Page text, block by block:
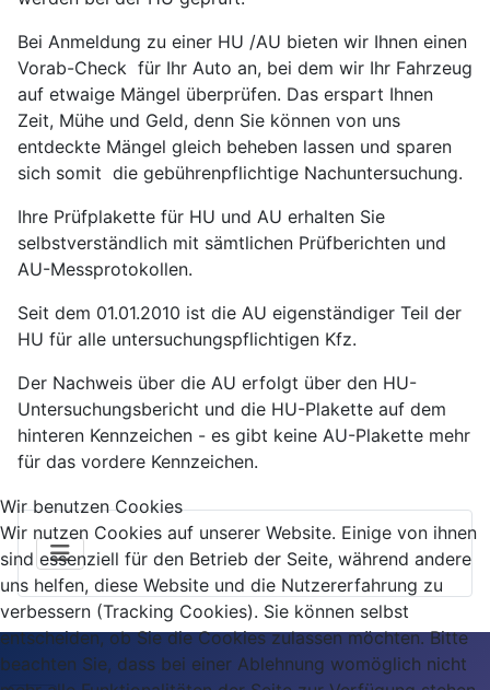
Bei Anmeldung zu einer HU /AU bieten wir Ihnen einen
Vorab-Check für Ihr Auto an, bei dem wir Ihr Fahrzeug
auf etwaige Mängel überprüfen. Das erspart Ihnen
Zeit, Mühe und Geld, denn Sie können von uns
entdeckte Mängel gleich beheben lassen und sparen
sich somit die gebührenpflichtige Nachuntersuchung.
Ihre Prüfplakette für HU und AU erhalten Sie
selbstverständlich mit sämtlichen Prüfberichten und
AU-Messprotokollen.
Seit dem 01.01.2010 ist die AU eigenständiger Teil der
HU für alle untersuchungspflichtigen Kfz.
Der Nachweis über die AU erfolgt über den HU-
Untersuchungsbericht und die HU-Plakette auf dem
hinteren Kennzeichen - es gibt keine AU-Plakette mehr
für das vordere Kennzeichen.
Wir benutzen Cookies
Wir nutzen Cookies auf unserer Website. Einige von ihnen
sind essenziell für den Betrieb der Seite, während andere
uns helfen, diese Website und die Nutzererfahrung zu
verbessern (Tracking Cookies). Sie können selbst
entscheiden, ob Sie die Cookies zulassen möchten. Bitte
beachten Sie, dass bei einer Ablehnung womöglich nicht